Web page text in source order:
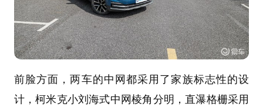
前脸方面，两车的中网都采用了家族标志性的设
计，柯米克小刘海式中网棱角分明，直瀑格栅采用